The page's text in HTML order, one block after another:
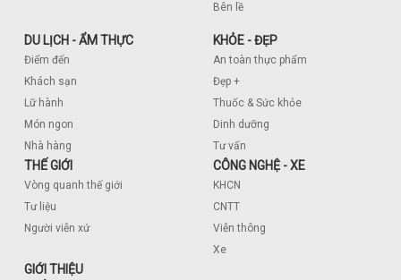
Bên lề
DU LỊCH - ẨM THỰC
Điểm đến
Khách sạn
Lữ hành
Món ngon
Nhà hàng
KHỎE - ĐẸP
An toàn thực phẩm
Đẹp +
Thuốc & Sức khỏe
Dinh dưỡng
Tư vấn
THẾ GIỚI
Vòng quanh thế giới
Tư liệu
Người viễn xứ
CÔNG NGHỆ - XE
KHCN
CNTT
Viễn thông
Xe
GIỚI THIỆU